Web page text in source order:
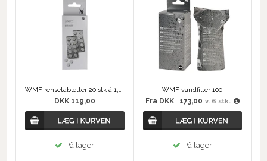
WMF rensetabletter 20 stk á 1,3 gram
DKK 119,00
På lager
WMF vandfilter 100
Fra DKK 173,00 v. 6 stk.
På lager